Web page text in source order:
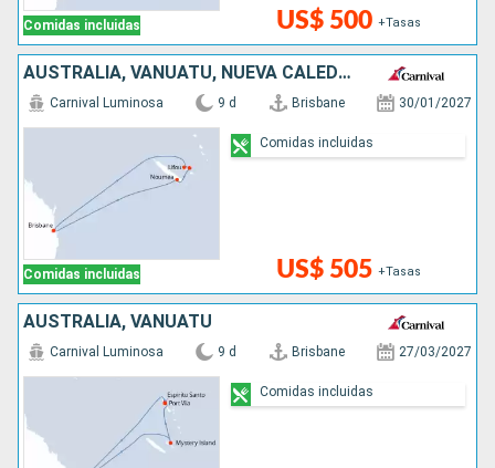
Comidas incluidas US$ 500 +Tasas
AUSTRALIA, VANUATU, NUEVA CALEDONIA
Comidas incluidas
Carnival Luminosa 9 d Brisbane 30/01/2027
US$ 505 +Tasas
Comidas incluidas
AUSTRALIA, VANUATU
Carnival Luminosa 9 d Brisbane 27/03/2027
Comidas incluidas